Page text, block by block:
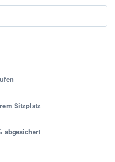
Sitzplatz
abgesichert